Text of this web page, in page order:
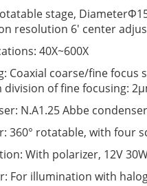
stage,
resolution 6' center
40X~600X
Coaxial coarse/fine
of fine focusing:
N.A1.25 Abbe
360° rotatable, with four
With polarizer, 12V
For illumination with